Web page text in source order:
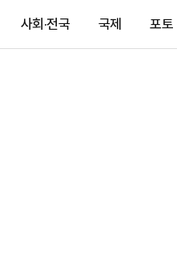
사회·전국 국제 포토